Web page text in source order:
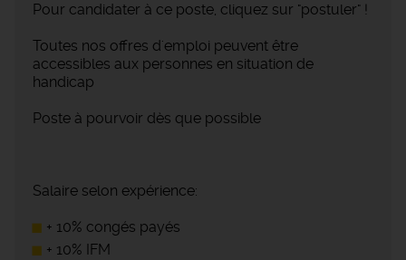
Pour candidater à ce poste, cliquez sur "postuler" !
Toutes nos offres d'emploi peuvent être
accessibles aux personnes en situation de
handicap
Poste à pourvoir dès que possible
Salaire selon expérience:
+ 10% congés payés
+ 10% IFM